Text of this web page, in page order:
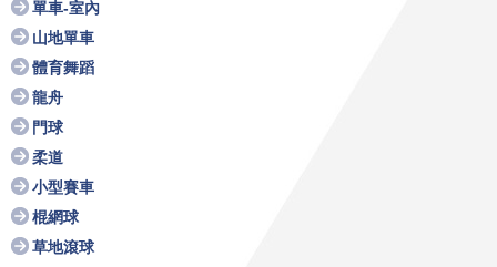
單車-室內
山地單車
體育舞蹈
龍舟
門球
柔道
小型賽車
棍網球
草地滾球